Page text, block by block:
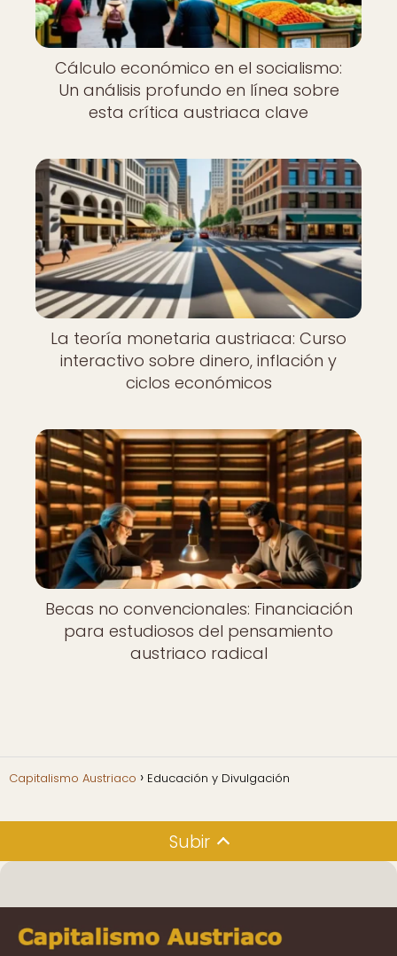
Cálculo económico en el socialismo:
Un análisis profundo en línea sobre
esta crítica austriaca clave
La teoría monetaria austriaca: Curso
interactivo sobre dinero, inflación y
ciclos económicos
Becas no convencionales: Financiación
para estudiosos del pensamiento
austriaco radical
Capitalismo Austriaco Educación y Divulgación
Subir